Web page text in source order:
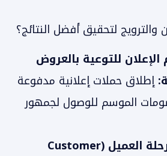
والترويج لتحقيق أفضل النتائج؟
للتوعية بالعروض
إطلاق حملات إعلانية مدفوعة
الموسم للوصول لجمهور
تحسين رحلة العميل (Customer